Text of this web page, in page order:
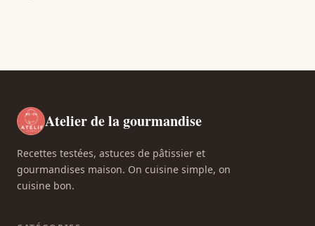
Atelier de la gourmandise
Recettes testées, astuces de pâtissier et
gourmandises maison. On cuisine simple, on
cuisine bon.